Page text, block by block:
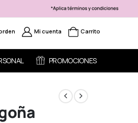
Mi cuenta Carrito
PROMOCIONES